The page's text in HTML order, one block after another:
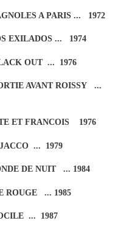
A PARIS ... 1972
EXILADOS ... 1974
OUT ... 1976
AVANT ROISSY ...
ET FRANCOIS 1976
... 1979
DE NUIT ... 1984
ROUGE ... 1985
... 1987